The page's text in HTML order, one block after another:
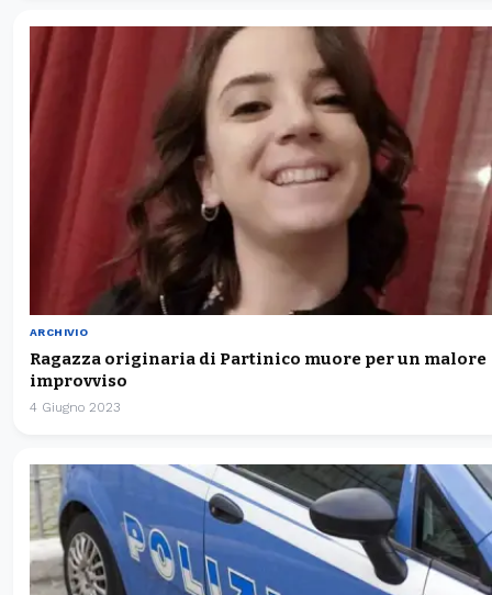
ARCHIVIO
Ragazza originaria di Partinico muore per un malore
improvviso
4 Giugno 2023